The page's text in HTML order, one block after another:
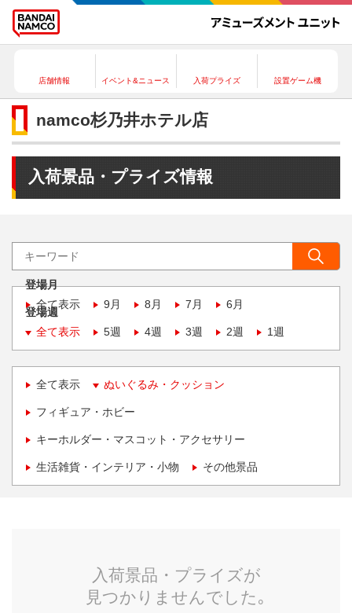
店舗情報 イベント&ニュース 入荷プライズ 設置ゲーム機
namco杉乃井ホテル店
入荷景品・プライズ情報
登場月
全て表示
9月 8月 7月 6月
登場週
全て表示
5週 4週 3週 2週 1週
全て表示 ぬいぐるみ・クッション
フィギュア・ホビー
キーホルダー・マスコット・アクセサリー
生活雑貨・インテリア・小物 その他景品